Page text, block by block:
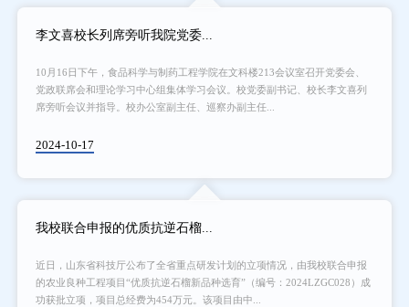
李文喜校长列席旁听我院党委...
10月16日下午，食品科学与制药工程学院在文科楼213会议室召开党委会、
党政联席会和理论学习中心组集体学习会议。校党委副书记、校长李文喜列
席旁听会议并指导。校办公室副主任、巡察办副主任...
2024-10-17
我校联合申报的优质抗逆石榴...
近日，山东省科技厅公布了全省重点研发计划的立项情况，由我校联合申报
的农业良种工程项目“优质抗逆石榴新品种选育”（编号：2024LZGC028）成
功获批立项，项目总经费为454万元。该项目由中...